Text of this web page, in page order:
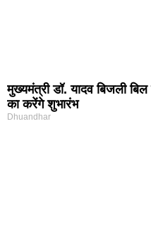
मुख्यमंत्री डॉ. यादव बिजली बिल
का करेंगे शुभारंभ
Dhuandhar